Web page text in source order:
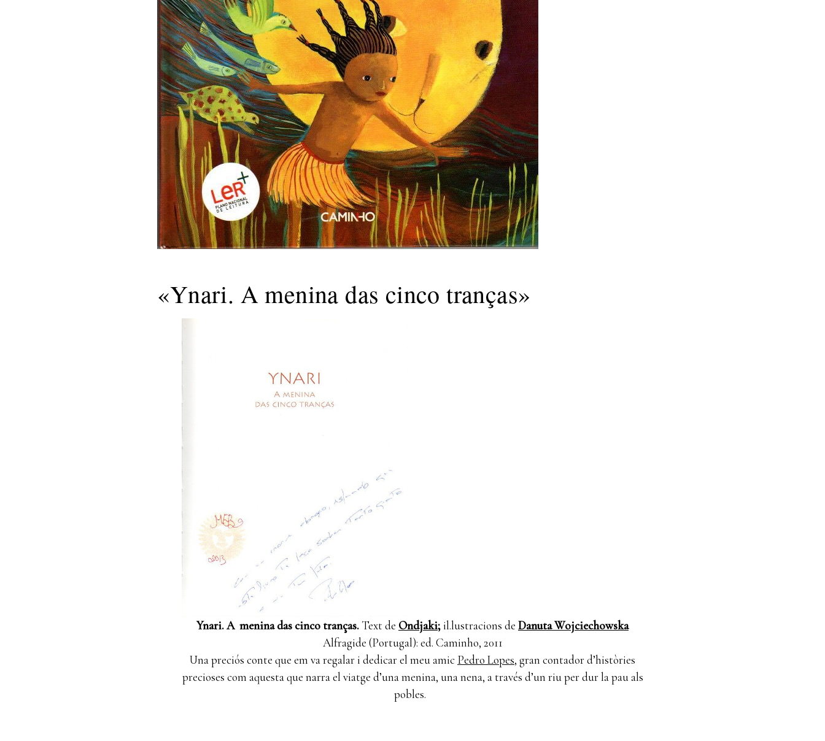
«Ynari. A menina das cinco tranças»
Ynari.A menina das cinco tranças. Text de Ondjaki;il.lustracions de Danuta Wojciechowska
Alfragide (Portugal): ed. Caminho, 2011
Una preciós conte que em va regalar i dedicar el meu amic Pedro Lopes, gran contador d’històries
precioses com aquesta que narra el viatge d’una menina, una nena, a través d’un riu per dur la pau als
pobles.